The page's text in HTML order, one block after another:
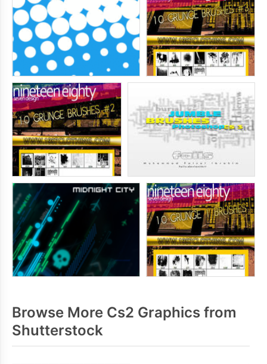
Browse More Cs2 Graphics from
Shutterstock